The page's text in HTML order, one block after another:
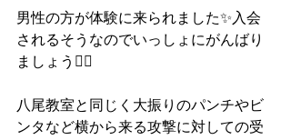
男性の方が体験に来られました✨入会
されるそうなのでいっしょにがんばり
ましょう🙆‍♀️
八尾教室と同じく大振りのパンチやビ
ンタなど横から来る攻撃に対しての受